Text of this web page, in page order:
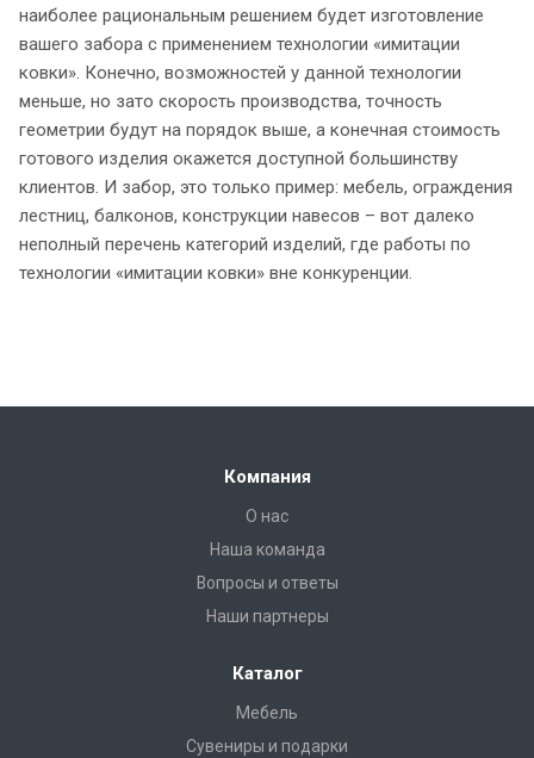
наиболее рациональным решением будет изготовление
вашего забора с применением технологии «имитации
ковки». Конечно, возможностей у данной технологии
меньше, но зато скорость производства, точность
геометрии будут на порядок выше, а конечная стоимость
готового изделия окажется доступной большинству
клиентов. И забор, это только пример: мебель, ограждения
лестниц, балконов, конструкции навесов – вот далеко
неполный перечень категорий изделий, где работы по
технологии «имитации ковки» вне конкуренции.
Компания
О нас
Наша команда
Вопросы и ответы
Наши партнеры
Каталог
Мебель
Сувениры и подарки